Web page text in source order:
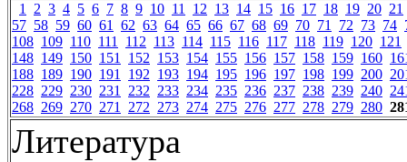
1 2 3 4 5 6 7 8 9 10 11 12 13 14 15 16 17 18 19 20 21
57 58 59 60 61 62 63 64 65 66 67 68 69 70 71 72 73 74
108 109 110 111 112 113 114 115 116 117 118 119 120 121
148 149 150 151 152 153 154 155 156 157 158 159 160
188 189 190 191 192 193 194 195 196 197 198 199 200
228 229 230 231 232 233 234 235 236 237 238 239 240
268 269 270 271 272 273 274 275 276 277 278 279 280
Литература